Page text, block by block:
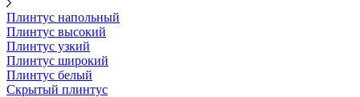
Плинтус напольный
Плинтус высокий
Плинтус узкий
Плинтус широкий
Плинтус белый
Скрытый плинтус